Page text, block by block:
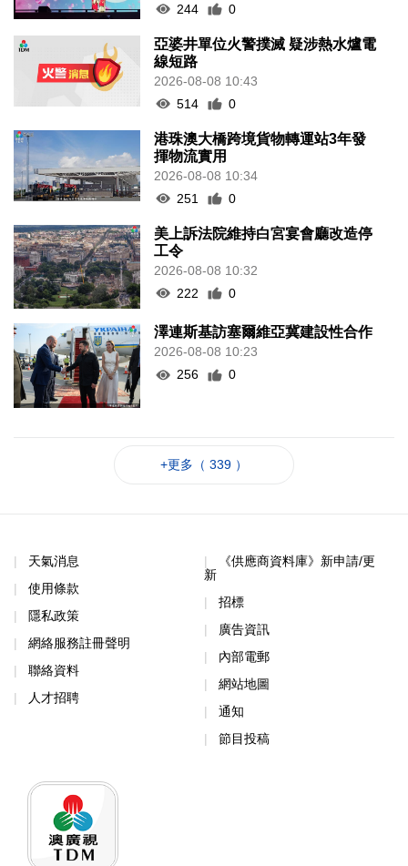
244
0
亞婆井單位火警撲滅 疑涉熱水爐電
線短路
2026-08-08 10:43
514
0
港珠澳大橋跨境貨物轉運站3年發
揮物流實用
2026-08-08 10:34
251
0
美上訴法院維持白宮宴會廳改造停
工令
2026-08-08 10:32
222
0
澤連斯基訪塞爾維亞冀建設性合作
2026-08-08 10:23
256
0
+更多（ 339 ）
天氣消息
使用條款
隱私政策
網絡服務註冊聲明
聯絡資料
人才招聘
《供應商資料庫》新申請/更
新
招標
廣告資訊
內部電郵
網站地圖
通知
節目投稿